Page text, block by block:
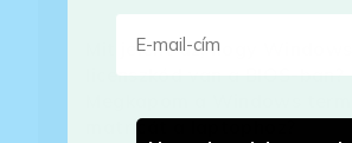
Mit jelent az, hogy Windows
licenszkód van a BIOS-ban?
matricát a laptophoz?